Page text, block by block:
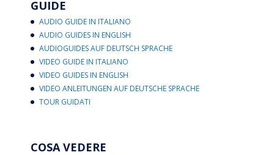
GUIDE
AUDIO GUIDE IN ITALIANO
AUDIO GUIDES IN ENGLISH
AUDIOGUIDES AUF DEUTSCH SPRACHE
VIDEO GUIDE IN ITALIANO
VIDEO GUIDES IN ENGLISH
VIDEO ANLEITUNGEN AUF DEUTSCHE SPRACHE
TOUR GUIDATI
COSA VEDERE